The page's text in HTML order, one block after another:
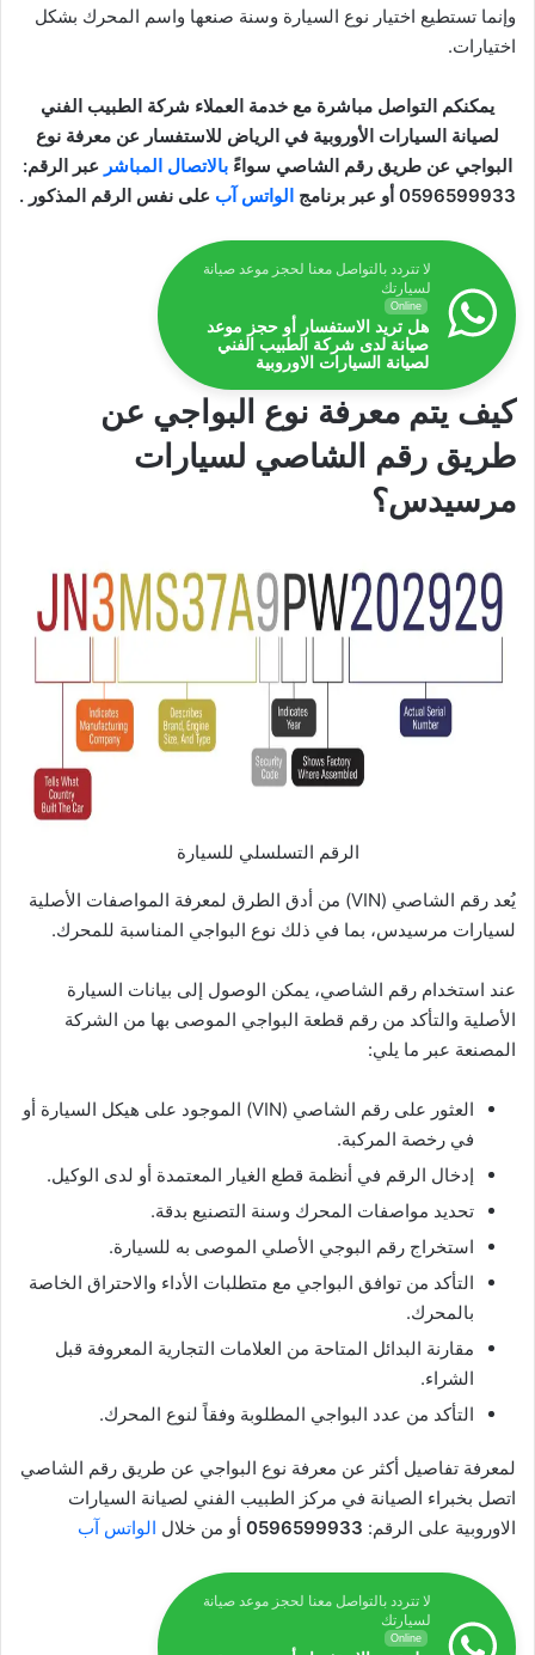
وإنما تستطيع اختيار نوع السيارة وسنة صنعها واسم المحرك بشكل
اختيارات.
يمكنكم التواصل مباشرة مع خدمة العملاء شركة الطبيب الفني
لصيانة السيارات الأوروبية في الرياض للاستفسار عن معرفة نوع
البواجي عن طريق رقم الشاصي سواءً بالاتصال المباشر عبر الرقم:
0596599933 أو عبر برنامج
الواتس آب على نفس الرقم المذكور .
لا تتردد بالتواصل معنا لحجز موعد صيانة
لسيارتك
Online
هل تريد الاستفسار أو حجز موعد
صيانة لدى شركة الطبيب الفني
لصيانة السيارات الاوروبية
كيف يتم معرفة نوع البواجي عن
طريق رقم الشاصي لسيارات
مرسيدس؟
الرقم التسلسلي للسيارة
يُعد رقم الشاصي (VIN) من أدق الطرق لمعرفة المواصفات الأصلية
لسيارات مرسيدس، بما في ذلك نوع البواجي المناسبة للمحرك.
عند استخدام رقم الشاصي، يمكن الوصول إلى بيانات السيارة
الأصلية والتأكد من رقم قطعة البواجي الموصى بها من الشركة
المصنعة عبر ما يلي:
العثور على رقم الشاصي (VIN) الموجود على هيكل السيارة أو
في رخصة المركبة.
إدخال الرقم في أنظمة قطع الغيار المعتمدة أو لدى الوكيل.
تحديد مواصفات المحرك وسنة التصنيع بدقة.
استخراج رقم البوجي الأصلي الموصى به للسيارة.
التأكد من توافق البواجي مع متطلبات الأداء والاحتراق الخاصة
بالمحرك.
مقارنة البدائل المتاحة من العلامات التجارية المعروفة قبل
الشراء.
التأكد من عدد البواجي المطلوبة وفقاً لنوع المحرك.
لمعرفة تفاصيل أكثر عن معرفة نوع البواجي عن طريق رقم الشاصي
اتصل بخبراء الصيانة في مركز الطبيب الفني لصيانة السيارات
الاوروبية على الرقم: 0596599933 أو من خلال الواتس آب
لا تتردد بالتواصل معنا لحجز موعد صيانة
لسيارتك
Online